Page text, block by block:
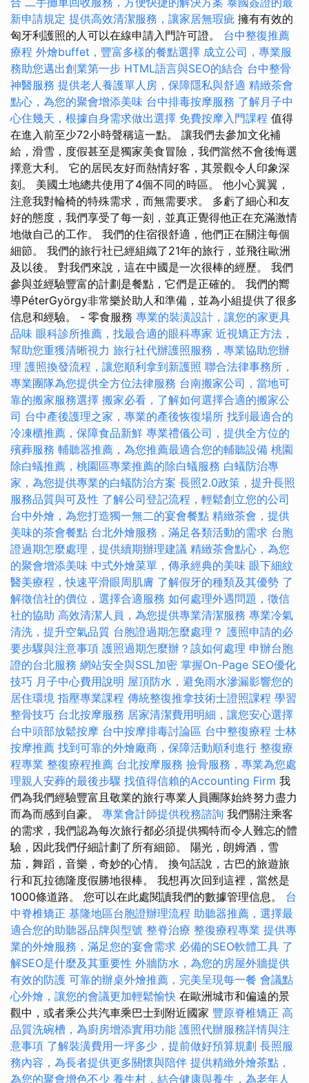
新申請規定 提供高效清潔服務，讓家居無瑕疵 擁有有效的
匈牙利護照的人可以在線申請入門許可證。 台中整復推薦
療程 外燴buffet，豐富多樣的餐點選擇 成立公司，專業服
務助您邁出創業第一步 HTML語言與SEO的結合 台中整骨
神醫服務 提供老人養護單人房，保障隱私與舒適 精緻茶會
點心，為您的聚會增添美味 台中排毒按摩服務 了解月子中
心住幾天，根據自身需求做出選擇 免費按摩入門課程 值得
在進入前至少72小時聲稱這一點。 讓我們去參加文化補
給，滑雪，度假甚至是獨家美食冒險，我們當然不會後悔選
擇意大利。 它的居民友好而熱情好客，其景觀令人印象深
刻。 美國土地總共使用了4個不同的時區。 他小心翼翼，
注意我對輪椅的特殊需求，而無需要求。 多虧了細心和友
好的態度，我們享受了每一刻，並真正覺得他正在充滿激情
地做自己的工作。 我們的住宿很舒適，他們正在關注每個
細節。 我們的旅行社已經組織了21年的旅行，並飛往歐洲
及以後。 對我們來說，這在中國是一次很棒的經歷。 我們
參與並經驗豐富的計劃是餐點，它們是正確的。 我們的嚮
導PéterGyörgy非常樂於助人和準備，並為小組提供了很多
信息和經驗。 - 零食服務 專業的裝潢設計，讓您的家更具
品味 眼科診所推薦，找最合適的眼科專家 近視矯正方法，
幫助您重獲清晰視力 旅行社代辦護照服務，專業協助您辦
理 護照換發流程，讓您順利拿到新護照 聯合法律事務所，
專業團隊為您提供全方位法律服務 台南搬家公司，當地可
靠的搬家服務選擇 搬家必看，了解如何選擇合適的搬家公
司 台中產後護理之家，專業的產後恢復場所 找到最適合的
冷凍櫃推薦，保障食品新鮮 專業禮儀公司，提供全方位的
殯葬服務 輔聽器推薦，為您推薦最適合您的輔聽設備 桃園
除白蟻推薦，桃園區專業推薦的除白蟻服務 白蟻防治專
家，為您提供專業的白蟻防治方案 長照2.0政策，提升長照
服務品質與可及性 了解公司登記流程，輕鬆創立您的公司
台中外燴，為您打造獨一無二的宴會餐點 精緻茶會，提供
美味的茶會餐點 台北外燴服務，滿足各類活動的需求 台胞
證過期怎麼處理，提供續期辦理建議 精緻茶會點心，為您
的聚會增添美味 中式外燴菜單，傳承經典的美味 眼下細紋
醫美療程，快速平滑眼周肌膚 了解假牙的種類及其優勢 了
解徵信社的價位，選擇合適服務 如何處理外遇問題，徵信
社的協助 高效清潔人員，為您提供專業清潔服務 專業冷氣
清洗，提升空氣品質 台胞證過期怎麼處理？ 護照申請的必
要步驟與注意事項 護照過期怎麼辦？該如何處理 申辦台胞
證的台北服務 網站安全與SSL加密 掌握On-Page SEO優化
技巧 月子中心費用說明 屋頂防水，避免雨水滲漏影響您的
居住環境 指壓專業課程 傳統整復推拿技術士證照課程 學習
整骨技巧 台北按摩服務 居家清潔費用明細，讓您安心選擇
台中頭部放鬆按摩 台中按摩排毒討論區 台中整復療程 士林
按摩推薦 找到可靠的外燴廠商，保障活動順利進行 整復療
程專業 整復療程推薦 台北按摩服務 撿骨服務，專業為您處
理親人安葬的最後步驟 找值得信賴的Accounting Firm 我
們為我們經驗豐富且敬業的旅行專業人員團隊始終努力盡力
而為而感到自豪。 專業會計師提供稅務諮詢 我們關注乘客
的需求，我們認為每次旅行都必須提供獨特而令人難忘的體
驗，因此我們仔細計劃了所有細節。 陽光，朗姆酒，雪
茄，舞蹈，音樂，奇妙的心情。 換句話說，古巴的旅遊旅
行和瓦拉德隆度假勝地很棒。 我想再次回到這裡，當然是
1000條道路。 您可以在此處閱讀我們的數據管理信息。 台
中脊椎矯正 基隆地區台胞證辦理流程 助聽器推薦，選擇最
適合您的助聽器品牌與型號 整脊治療 整復療程專業 提供專
業的外燴服務，滿足您的宴會需求 必備的SEO軟體工具 了
解SEO是什麼及其重要性 外牆防水，為您的房屋外牆提供
有效的防護 可靠的辦桌外燴推薦，完美呈現每一餐 會議點
心外燴，讓您的會議更加輕鬆愉快 在歐洲城市和偏遠的景
觀中，或者乘公共汽車乘巴士到附近國家 豐原脊椎矯正 高
品質洗碗槽，為廚房增添實用功能 護照代辦服務詳情與注
意事項 了解裝潢費用一坪多少，提前做好預算規劃 長照服
務內容，為長者提供更多關懷與陪伴 提供精緻外燴茶點，
為您的聚會增色不少 養生村，結合健康與養生，為老年人